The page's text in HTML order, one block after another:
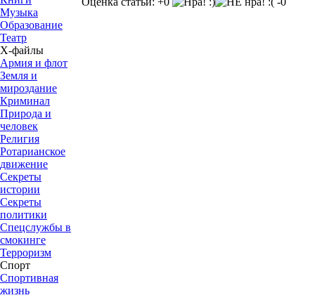
Музыка
Образование
Театр
Х-файлы
Армия и флот
Земля и
мироздание
Криминал
Природа и
человек
Религия
Ротарианское
движение
Секреты
истории
Секреты
политики
Спецслужбы в
смокинге
Терроризм
Спорт
Спортивная
жизнь